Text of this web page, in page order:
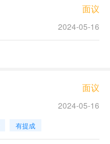
面议
2024-05-16
面议
2024-05-16
有提成